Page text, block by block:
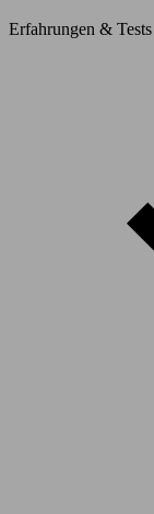
Erfahrungen & Tests